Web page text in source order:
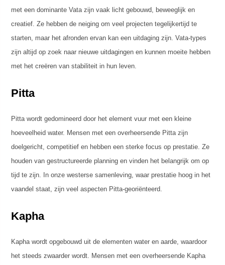
met een dominante Vata zijn vaak licht gebouwd, beweeglijk en
creatief. Ze hebben de neiging om veel projecten tegelijkertijd te
starten, maar het afronden ervan kan een uitdaging zijn. Vata-types
zijn altijd op zoek naar nieuwe uitdagingen en kunnen moeite hebben
met het creëren van stabiliteit in hun leven.
Pitta
Pitta wordt gedomineerd door het element vuur met een kleine
hoeveelheid water. Mensen met een overheersende Pitta zijn
doelgericht, competitief en hebben een sterke focus op prestatie. Ze
houden van gestructureerde planning en vinden het belangrijk om op
tijd te zijn. In onze westerse samenleving, waar prestatie hoog in het
vaandel staat, zijn veel aspecten Pitta-georiënteerd.
Kapha
Kapha wordt opgebouwd uit de elementen water en aarde, waardoor
het steeds zwaarder wordt. Mensen met een overheersende Kapha